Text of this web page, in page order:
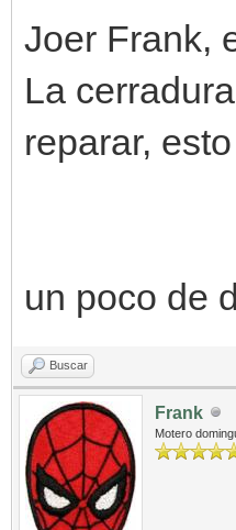
Joer Frank,
La
reparar,
un poco de
Buscar
Frank
Motero